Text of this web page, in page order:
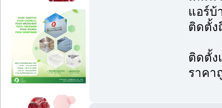
แอร์บ้
ติดตั้ง
ติดตั้ง
ราคา